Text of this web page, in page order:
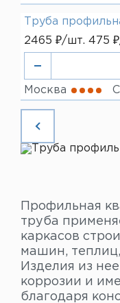
Труба
2465 ₽/шт. 475
Москва
Профильная
труба
каркасов
машин,
Изделия из
коррозии и
благодаря